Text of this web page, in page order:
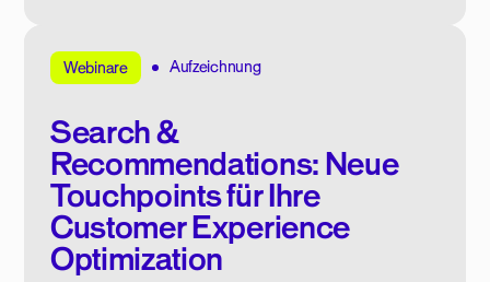
Webinare Aufzeichnung
Search &
Recommendations: Neue
Touchpoints für Ihre
Customer Experience
Optimization